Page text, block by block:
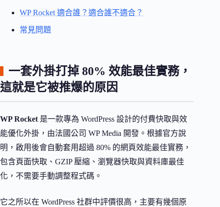
WP Rocket 適合誰？適合誰不適合？
常見問題
一套外掛打掉 80% 效能最佳實務，
這就是它被推爆的原因
WP Rocket 是一款專為 WordPress 設計的付費快取與效
能優化外掛，由法國公司 WP Media 開發。根據官方說
明，啟用後會自動套用超過 80% 的網頁效能最佳實務，
包含頁面快取、GZIP 壓縮、瀏覽器快取與資料庫最佳
化，不需要手動調整程式碼。
它之所以在 WordPress 社群中評價很高，主要有幾個原